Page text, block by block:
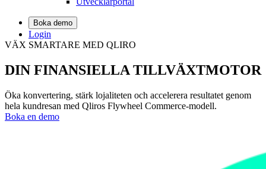
Boka demo
Login
VÄX SMARTARE MED QLIRO
DIN FINANSIELLA TILLVÄXTMOTOR
Öka konvertering, stärk lojaliteten och accelerera resultatet genom
hela kundresan med Qliros Flywheel Commerce-modell.
Boka en demo